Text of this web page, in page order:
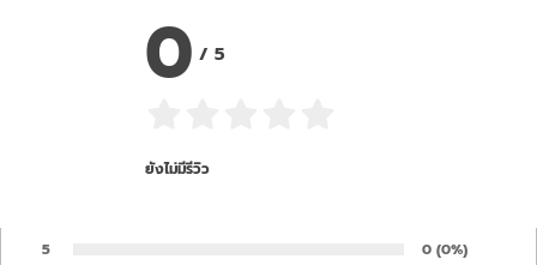
0 /5
ยังไม่มีรีวิว
5 Number of rates:
0 Percentage
(0%)